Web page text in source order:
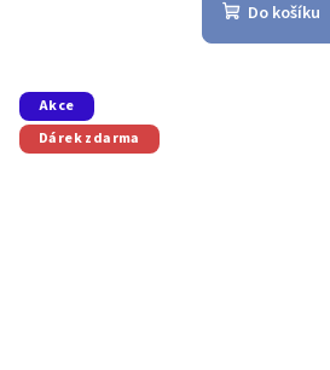
Do košíku
Akce
Dárek zdarma